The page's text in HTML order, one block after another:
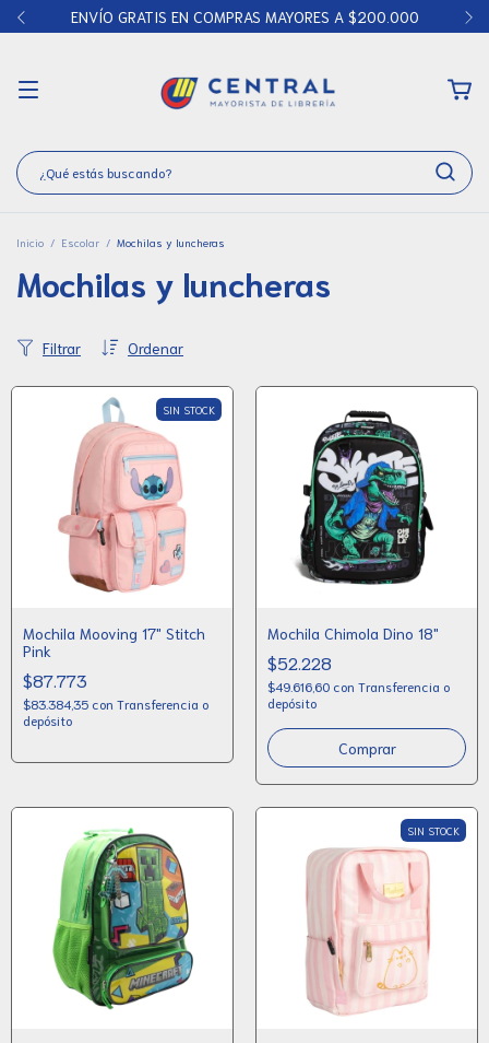
ENVÍO GRATIS EN COMPRAS MAYORES A $200.000
Inicio / Escolar / Mochilas y luncheras
Mochilas y luncheras
Ordenar
Filtrar
SIN STOCK
Mochila Mooving 17" Stitch
Pink
$87.773
$83.384,35 con Transferencia o
depósito
Mochila Chimola Dino 18"
$52.228
$49.616,60 con Transferencia o
depósito
SIN STOCK